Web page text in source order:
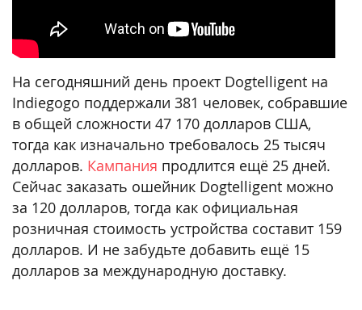
На сегодняшний день проект Dogtelligent на
Indiegogo поддержали 381 человек, собравшие
в общей сложности 47 170 долларов США,
тогда как изначально требовалось 25 тысяч
долларов. Кампания продлится ещё 25 дней.
Сейчас заказать ошейник Dogtelligent можно
за 120 долларов, тогда как официальная
розничная стоимость устройства составит 159
долларов. И не забудьте добавить ещё 15
долларов за международную доставку.